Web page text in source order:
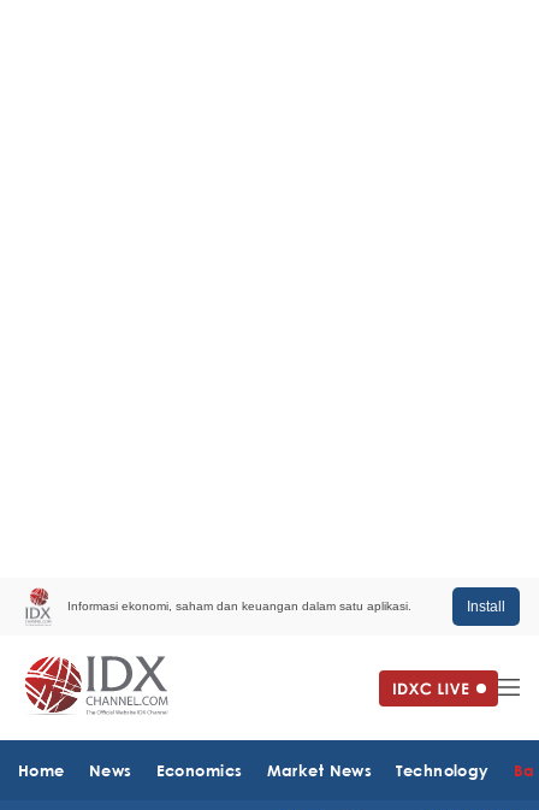
Informasi ekonomi, saham dan keuangan dalam satu aplikasi. Install
Home News Economics Market News Technology